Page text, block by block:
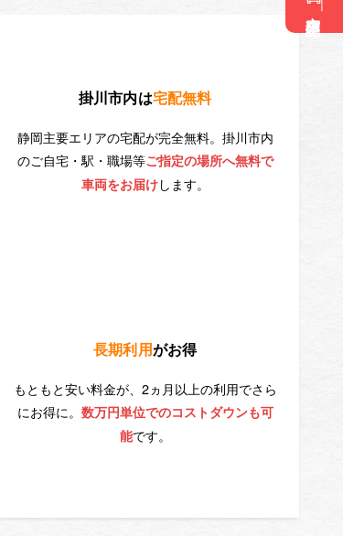
掛川市内は宅配無料
静岡主要エリアの宅配が完全無料。掛川市内
のご自宅・駅・職場等ご指定の場所へ無料で
車両をお届けします。
長期利用がお得
もともと安い料金が、2ヵ月以上の利用でさら
にお得に。 数万円単位でのコストダウンも可
能です。